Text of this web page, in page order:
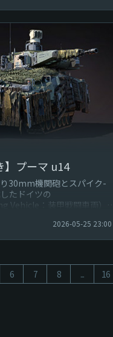
】プーマ u14
30mm機関砲とスパイク-
たドイツの
Vehicle：装甲戦闘車両）プ
2026-05-25 23:00
6 7 8 ... 16